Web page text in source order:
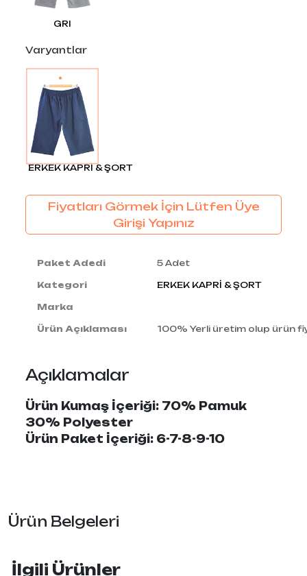
GRI
Varyantlar
ERKEK KAPRİ & ŞORT
Fiyatları Görmek İçin Lütfen Üye
Girişi Yapınız
Paket Adedi 5 Adet
Kategori ERKEK KAPRİ & ŞORT
Marka
Ürün Açıklaması 100% Yerli üretim olup ürün
Açıklamalar
Ürün Kumaş İçeriği: 70% Pamuk
30% Polyester
Ürün Paket İçeriği: 6-7-8-9-10
Ürün Belgeleri
İlgili Ürünler